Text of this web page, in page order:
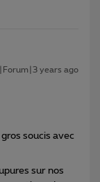
years ago
soucis avec
sur nos